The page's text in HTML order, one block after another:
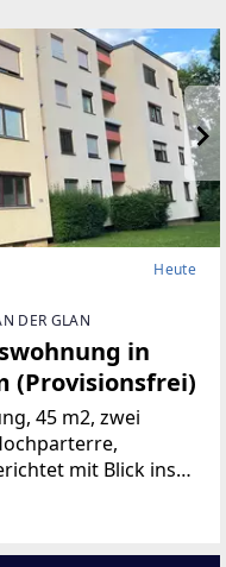
Heute
DER GLAN
in
(Provisionsfrei)
45 m2, zwei
mit Blick ins
in die